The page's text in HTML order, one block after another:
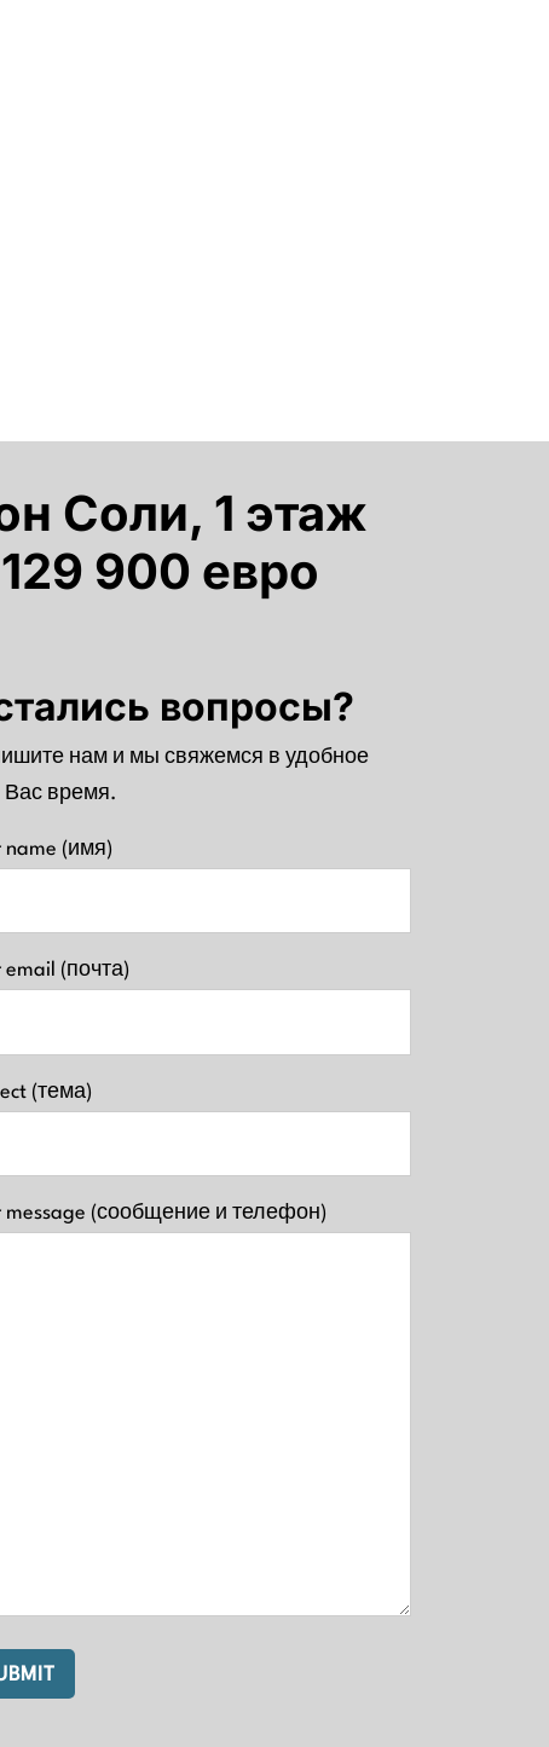
Соли, 1 этаж
900 евро
вопросы?
нам и мы свяжемся в удобное
Вас время.
name (имя)
email (почта)
(тема)
message (сообщение и телефон)